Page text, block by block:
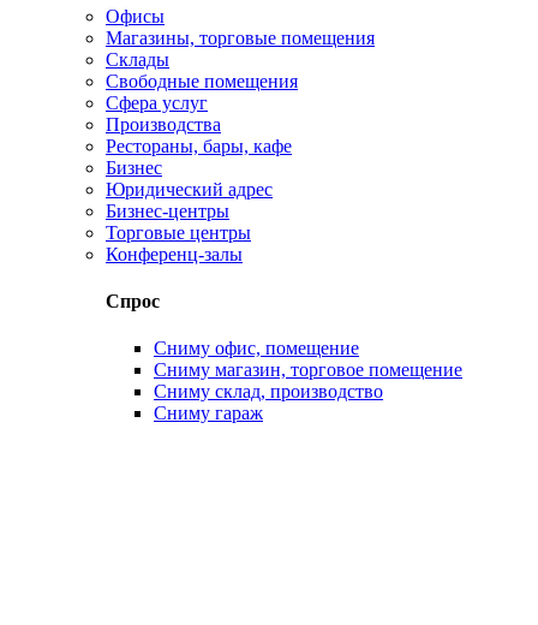
Офисы
Магазины, торговые помещения
Склады
Свободные помещения
Сфера услуг
Производства
Рестораны, бары, кафе
Бизнес
Юридический адрес
Бизнес-центры
Торговые центры
Конференц-залы
Спрос
Сниму офис, помещение
Сниму магазин, торговое помещение
Сниму склад, производство
Сниму гараж